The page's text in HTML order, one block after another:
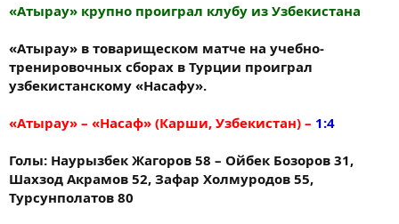
«Атырау» крупно проиграл клубу из Узбекистана
«Атырау» в товарищеском матче на учебно-
тренировочных сборах в Турции проиграл
узбекистанскому «Насафу».
«Атырау» – «Насаф» (Карши, Узбекистан) – 1:4
Голы: Наурызбек Жагоров 58 – Ойбек Бозоров 31,
Шахзод Акрамов 52, Зафар Холмуродов 55,
Турсунполатов 80